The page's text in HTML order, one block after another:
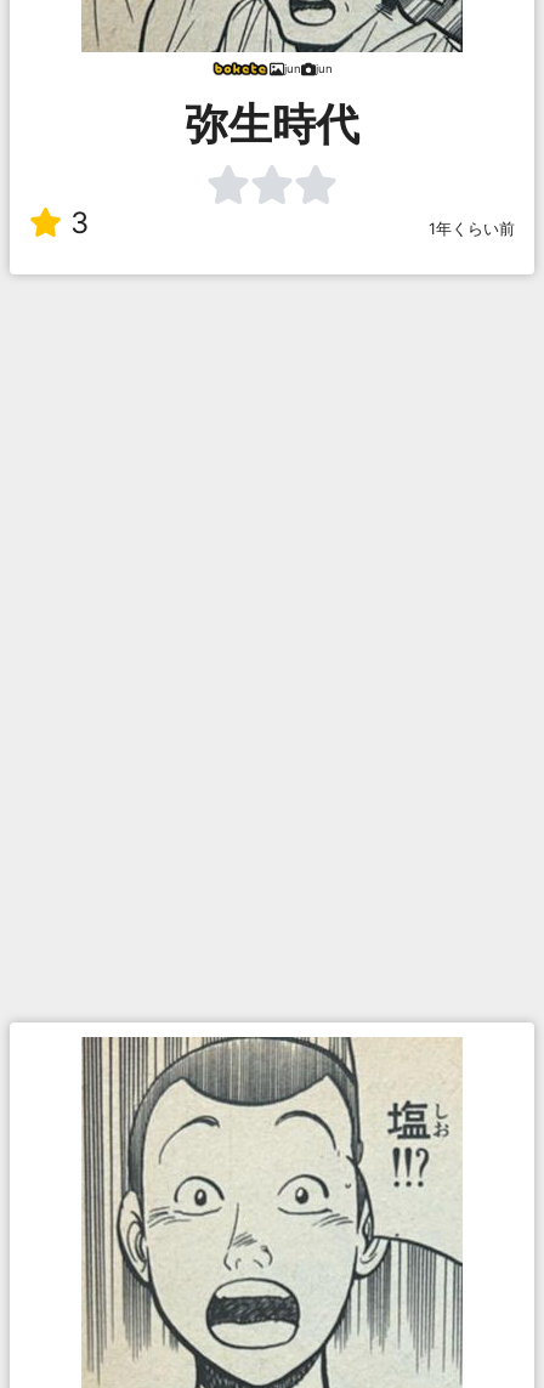
jun jun
弥生時代
3 1年くらい前